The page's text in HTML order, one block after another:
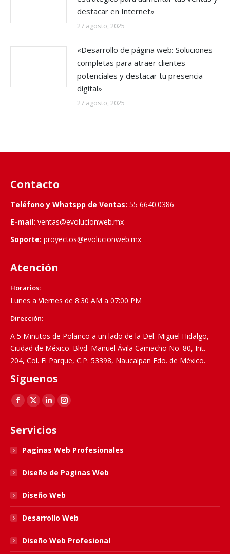
destacar en Internet»
27 agosto, 2025
«Desarrollo de página web: Soluciones
completas para atraer clientes
potenciales y destacar tu presencia
digital»
27 agosto, 2025
Contacto
Teléfono y Whatspp de Ventas: 55 6640.0386
E-mail: ventas@evolucionweb.mx
Soporte: proyectos@evolucionweb.mx
Atención
Horarios:
Lunes a Viernes de 8:30 AM a 07:00 PM
Dirección:
A 5 Minutos de Polanco a un lado de la Del. Miguel Hidalgo,
Ciudad de México. Blvd. Manuel Ávila Camacho No. 80, Int.
204, Col. El Parque, C.P. 53398, Naucalpan Edo. de México.
Síguenos
Find us on:
Facebook
opens
in
new
window
X
opens
in
new
window
Linkedin
opens
new
window
Instagram
in
new
window
Servicios
Paginas Web Profesionales
Diseño de Paginas Web
Diseño Web
Desarrollo Web
Diseño Web Profesional